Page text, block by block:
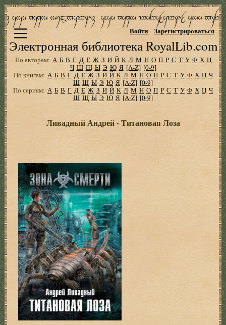
Электронная библиотека RoyalLib.com
Войти Зарегистрироваться
По авторам: А Б В Г Д Е Ж З И Й К Л М Н О П Р С Т У Ф Х Ц
Ч Ш Щ Ы Э Ю Я [A-Z] [0-9]
По книгам: А Б В Г Д Е Ж З И Й К Л М Н О П Р С Т У Ф Х Ц Ч
Ш Щ Ы Э Ю Я [A-Z] [0-9]
По сериям: А Б В Г Д Е Ж З И Й К Л М Н О П Р С Т У Ф Х Ц Ч
Ш Щ Ы Э Ю Я [A-Z] [0-9]
Ливадный Андрей - Титановая Лоза